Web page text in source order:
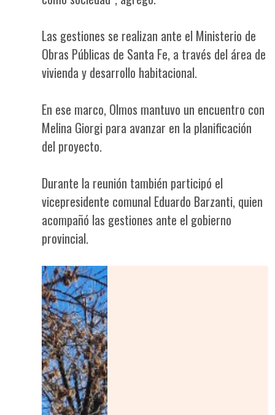
Las gestiones se realizan ante el Ministerio de
Obras Públicas de Santa Fe, a través del área de
vivienda y desarrollo habitacional.
En ese marco, Olmos mantuvo un encuentro con
Melina Giorgi para avanzar en la planificación
del proyecto.
Durante la reunión también participó el
vicepresidente comunal Eduardo Barzanti, quien
acompañó las gestiones ante el gobierno
provincial.